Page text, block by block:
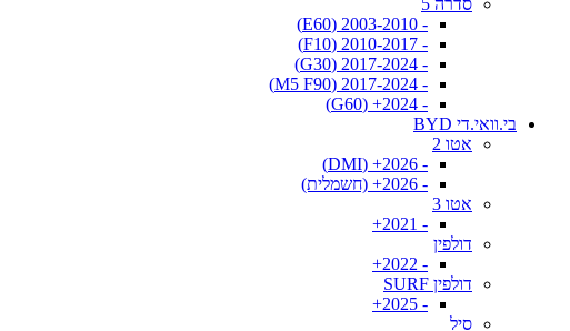
סדרה 5
- 2003-2010 (E60)
- 2010-2017 (F10)
- 2017-2024 (G30)
- 2017-2024 (M5 F90)
- 2024+ (G60)
בי.וואי.די BYD
אטו 2
- 2026+ (DMI)
- 2026+ (חשמלית)
אטו 3
- 2021+
דולפין
- 2022+
דולפין SURF
- 2025+
סיל